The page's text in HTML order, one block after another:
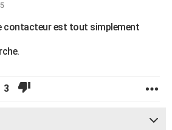
contacteur est tout simplement
3